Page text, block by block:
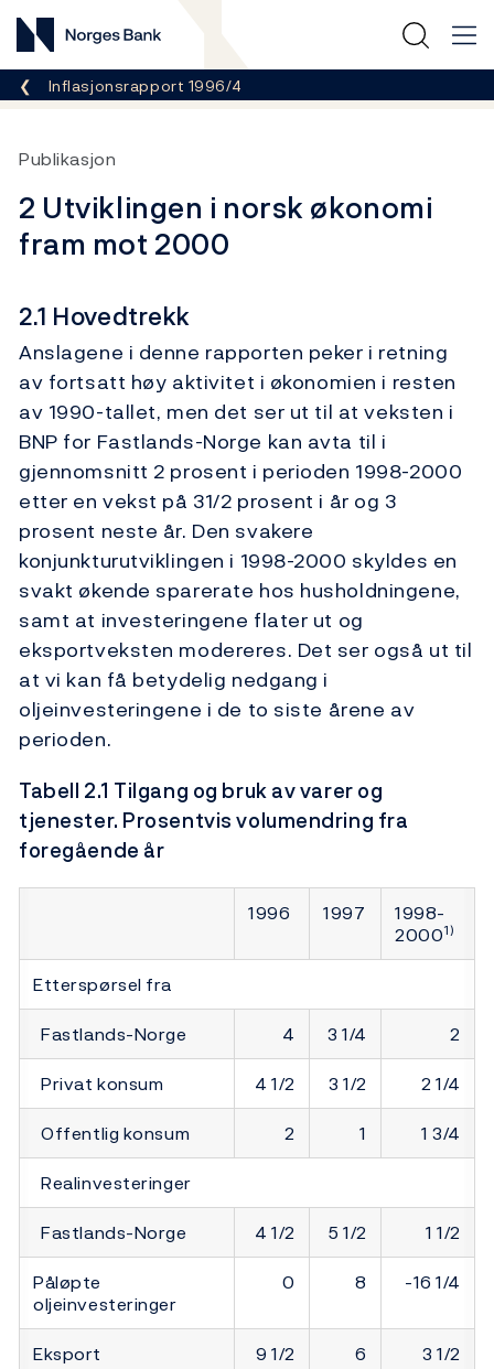
Norges Bank
Her er du nå:
Inflasjonsrapport 1996/4
Publikasjon
2 Utviklingen i norsk økonomi
fram mot 2000
2.1 Hovedtrekk
Anslagene i denne rapporten peker i retning
av fortsatt høy aktivitet i økonomien i resten
av 1990-tallet, men det ser ut til at veksten i
BNP for Fastlands-Norge kan avta til i
gjennomsnitt 2 prosent i perioden 1998-2000
etter en vekst på 31/2 prosent i år og 3
prosent neste år. Den svakere
konjunkturutviklingen i 1998-2000 skyldes en
svakt økende sparerate hos husholdningene,
samt at investeringene flater ut og
eksportveksten modereres. Det ser også ut til
at vi kan få betydelig nedgang i
oljeinvesteringene i de to siste årene av
perioden.
Tabell 2.1 Tilgang og bruk av varer og
tjenester. Prosentvis volumendring fra
foregående år
1996 1997
1998-
20001)
Etterspørsel fra
Fastlands-Norge
4 3 1/4
2
Privat konsum
4 1/2 3 1/2
2 1/4
Offentlig konsum
2 1
1 3/4
Realinvesteringer
Fastlands-Norge
4 1/2 5 1/2
1 1/2
Påløpte
oljeinvesteringer
0 8 -16 1/4
Eksport 9 1/2 6
3 1/2